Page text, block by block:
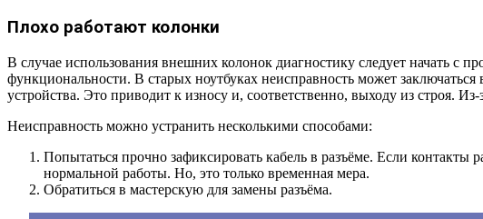
Плохо работают колонки
В случае использования внешних колонок диагностику следует начать с
функциональности. В старых ноутбуках неисправность может
устройства. Это приводит к износу и, соответственно, выходу из строя.
Неисправность можно устранить несколькими способами:
Попытаться прочно зафиксировать кабель в разъёме. Если
нормальной работы. Но, это только временная мера.
Обратиться в мастерскую для замены разъёма.